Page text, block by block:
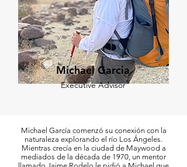
Michael Garcia
Executive Advisor
Michael García comenzó su conexión con la
naturaleza explorando el río Los Ángeles.
Mientras crecía en la ciudad de Maywood a
mediados de la década de 1970, un mentor